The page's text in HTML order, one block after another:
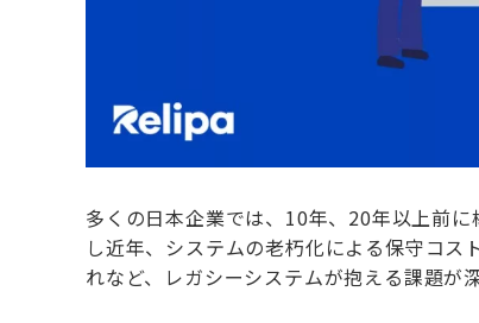
多くの日本企業では、10年、20年以上前
し近年、システムの老朽化による保守コ
れなど、レガシーシステムが抱える課題が